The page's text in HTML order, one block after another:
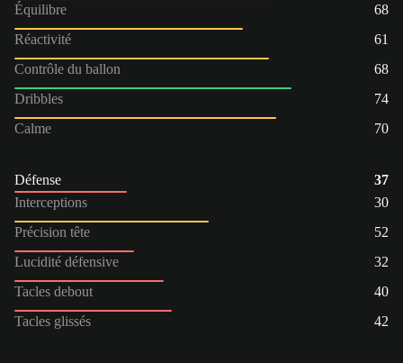
Équilibre
68
Réactivité
61
Contrôle du ballon
68
Dribbles
74
Calme
70
Défense
37
Interceptions
30
Précision tête
52
Lucidité défensive
32
Tacles debout
40
Tacles glissés
42